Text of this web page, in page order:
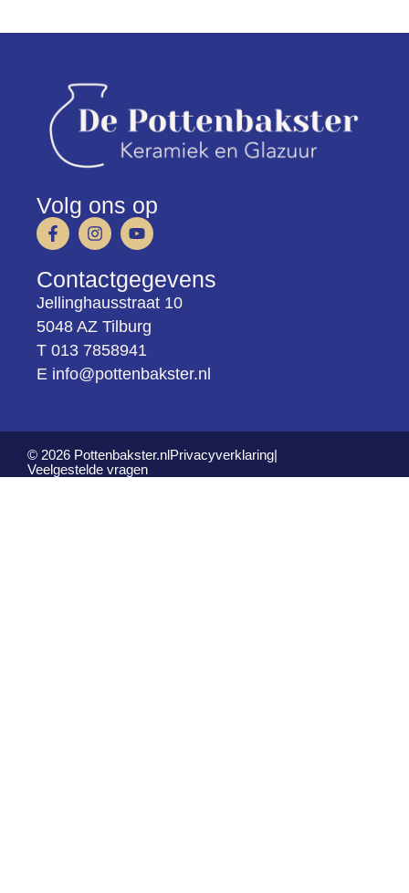
Volg ons op
Contactgegevens
Jellinghausstraat 10
5048 AZ Tilburg
T 013 7858941
E info@pottenbakster.nl
© 2026 Pottenbakster.nlPrivacyverklaring|
Veelgestelde vragen